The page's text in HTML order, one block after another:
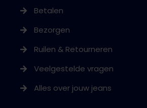
Betalen
Bezorgen
Ruilen & Retourneren
Veelgestelde vragen
Alles over jouw jeans